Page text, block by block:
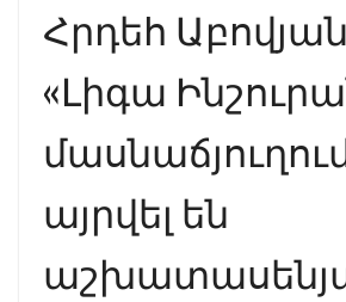
Հրդեհ
«Լիգա
այրվել են